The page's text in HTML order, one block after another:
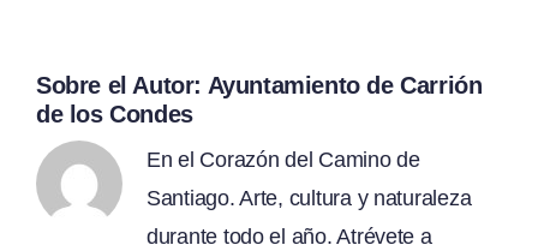
Sobre el Autor: Ayuntamiento de Carrión
de los Condes
En el Corazón del Camino de
Santiago. Arte, cultura y naturaleza
durante todo el año. Atrévete a